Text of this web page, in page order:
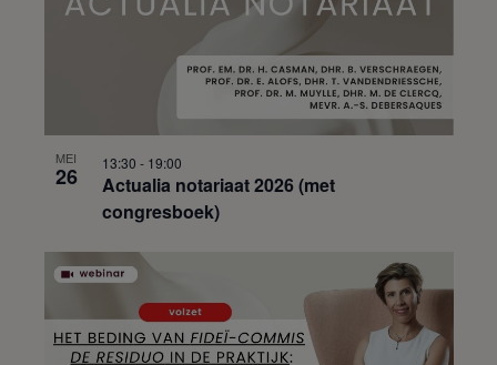
MEI
26
Actualia notariaat 2026 (met
congresboek)
13:30 - 19:00